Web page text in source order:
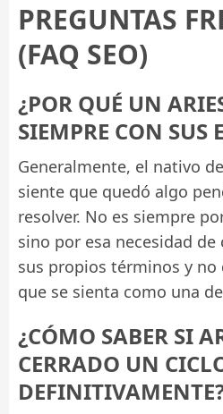
PREGUNTAS
(FAQ SEO)
¿POR QUÉ UN
SIEMPRE CON SUS
Generalmente, el nativo de
siente que quedó algo
resolver. No es siempre
sino por esa necesidad
sus propios términos y
que se sienta como una
¿CÓMO SABER SI
CERRADO UN